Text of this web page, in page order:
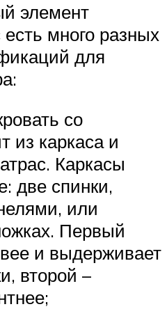
элемент
много разных
для
со
из каркаса и
Каркасы
две спинки,
или
Первый
и выдерживает
второй –